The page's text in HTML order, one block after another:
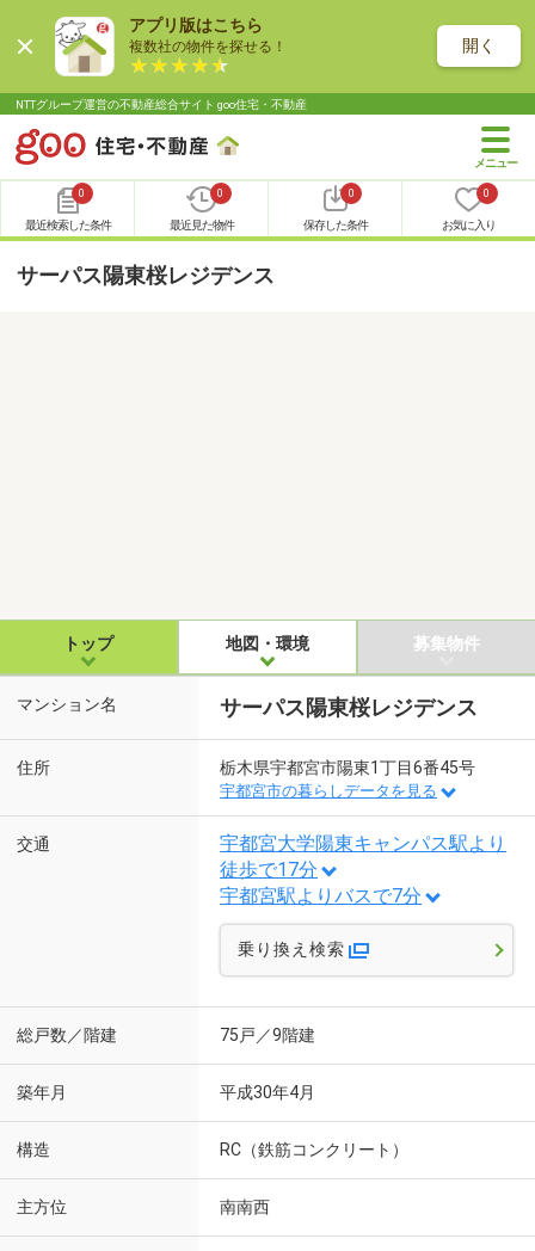
アプリ版はこちら
複数社の物件を探せる！ 開く
NTTグループ運営の不動産総合サイト goo住宅・不動産
0
最近検索した条件
0
最近見た物件
0
保存した条件
0
お気に入り
サーパス陽東桜レジデンス
トップ 地図・環境 募集物件
マンション名 サーパス陽東桜レジデンス
住所 栃木県宇都宮市陽東1丁目6番45号
宇都宮市の暮らしデータを見る
交通
宇都宮大学陽東キャンパス駅より
徒歩で17分
宇都宮駅よりバスで7分
乗り換え検索
総戸数／階建 75戸／9階建
築年月 平成30年4月
構造 RC（鉄筋コンクリート）
主方位 南南西